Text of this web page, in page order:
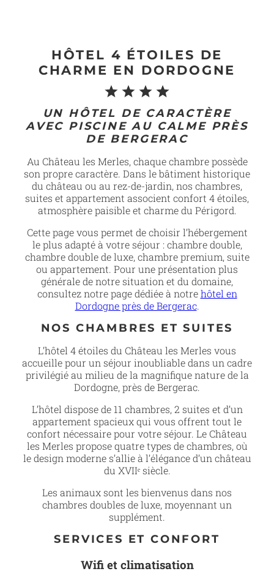
HÔTEL 4 ÉTOILES DE
CHARME EN DORDOGNE
UN HÔTEL DE CARACTÈRE
AVEC PISCINE AU CALME PRÈS
DE BERGERAC
Au Château les Merles, chaque chambre possède
son propre caractère. Dans le bâtiment historique
du château ou au rez-de-jardin, nos chambres,
suites et appartement associent confort 4 étoiles,
atmosphère paisible et charme du Périgord.
Cette page vous permet de choisir l’hébergement
le plus adapté à votre séjour : chambre double,
chambre double de luxe, chambre premium, suite
ou appartement. Pour une présentation plus
générale de notre situation et du domaine,
consultez notre page dédiée à notrehôtel en
Dordogne près de Bergerac.
NOS CHAMBRES ET SUITES
L’hôtel 4 étoiles du Château les Merles vous
accueille pour un séjour inoubliable dans un cadre
privilégié au milieu de la magnifique nature de la
Dordogne, près de Bergerac.
L’hôtel dispose de 11 chambres, 2 suites et d’un
appartement spacieux qui vous offrent tout le
confort nécessaire pour votre séjour. Le Château
les Merles propose quatre types de chambres, où
le design moderne s’allie à l’élégance d’un château
du XVIIᵉ siècle.
Les animaux sont les bienvenus dans nos
chambres doubles de luxe, moyennant un
supplément.
SERVICES ET CONFORT
Wifi et climatisation